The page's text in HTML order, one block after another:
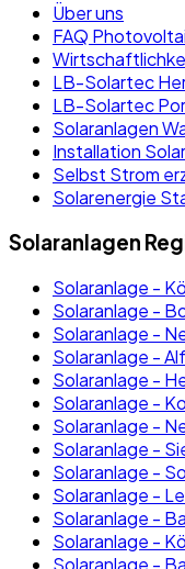
Über uns
FAQ
LB-Solartec
LB-Solartec
Solaranlagen
Installation
Selbst Strom
Solarenergie
Solaranlagen
Solaranlage -
Solaranlage -
Solaranlage -
Solaranlage -
Solaranlage -
Solaranlage -
Solaranlage -
Solaranlage -
Solaranlage -
Solaranlage -
Solaranlage -
Solaranlage -
Solaranlage -